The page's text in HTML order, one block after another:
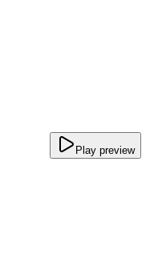
Play preview